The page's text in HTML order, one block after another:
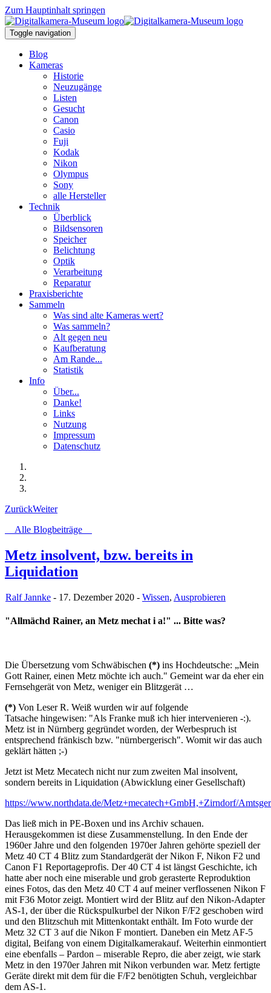
Zum Hauptinhalt springen
Toggle navigation
Blog
Kameras
Historie
Neuzugänge
Listen
Gesucht
Canon
Casio
Fuji
Kodak
Nikon
Olympus
Sony
alle Hersteller
Technik
Überblick
Bildsensoren
Speicher
Belichtung
Optik
Verarbeitung
Reparatur
Praxisberichte
Sammeln
Was sind alte Kameras wert?
Was sammeln?
Alt gegen neu
Kaufberatung
Am Rande...
Statistik
Info
Über...
Danke!
Links
Nutzung
Impressum
Datenschutz
ZurückWeiter
Alle Blogbeiträge
Metz insolvent, bzw. bereits in
Liquidation
Ralf Jannke - 17. Dezember 2020 - Wissen, Ausprobieren
"Allmächd Rainer, an Metz mechat i a!" ... Bitte was?
Die Übersetzung vom Schwäbischen (*) ins Hochdeutsche: „Mein
Gott Rainer, einen Metz möchte ich auch." Gemeint war da eher ein
Fernsehgerät von Metz, weniger ein Blitzgerät …
(*) Von Leser R. Weiß wurden wir auf folgende
Tatsache hingewisen: "Als Franke muß ich hier intervenieren -:).
Metz ist in Nürnberg gegründet worden, der Werbespruch ist
entsprechend fränkisch bzw. "nürnbergerisch". Womit wir das auch
geklärt hätten ;-)
Jetzt ist Metz Mecatech nicht nur zum zweiten Mal insolvent,
sondern bereits in Liquidation (Abwicklung einer Gesellschaft)
https://www.northdata.de/Metz+mecatech+GmbH,+Zirndorf/
Das ließ mich in PE-Boxen und ins Archiv schauen.
Herausgekommen ist diese Zusammenstellung. In den Ende der
1960er Jahre und den folgenden 1970er Jahren gehörte speziell der
Metz 40 CT 4 Blitz zum Standardgerät der Nikon F, Nikon F2 und
Canon F1 Reportageprofis. Der 40 CT 4 ist längst Geschichte, ich
hatte aber noch eine miserable und grob gerasterte Reproduktion
eines Fotos, das den Metz 40 CT 4 auf meiner verflossenen Nikon F
mit F36 Motor zeigt. Montiert wird der Blitz auf den Nikon-Adapter
AS-1, der über die Rückspulkurbel der Nikon F/F2 geschoben wird
und den Blitzschuh mit Mittenkontakt enthält. Im Foto wurde der
Metz 32 CT 3 auf die Nikon F montiert. Daneben ein Metz AF-5
digital, Beifang von einem Digitalkamerakauf. Weiterhin einmontiert
eine ebenfalls – Pardon – miserable Repro, die aber zeigt, wie stark
Metz in den 1970er Jahren mit Nikon verbunden war. Metz fertigte
Geräte direkt mit dem für die F/F2 benötigten Schuh, vergleichbar
dem AS-1.